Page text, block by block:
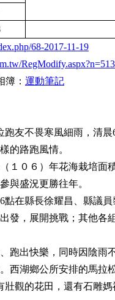
68-2017-11-19
RegModify.aspx?n=513
簿： 運動筆記
友不畏寒風細雨，清晨
的路跑風情。
１０６）年花海栽培面
與盛況更勝往年。
點在縣長徐耀昌、縣議員
發，展開挑戰；其他各
跑出快樂，同時因陰雨
西湖鄉公所安排的馬拉
壯觀的花田，還有石雕媽